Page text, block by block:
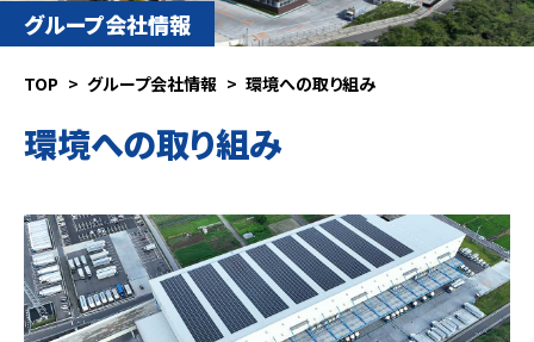
グループ会社情報
TOP グループ会社情報 環境への取り組み
環境への取り組み